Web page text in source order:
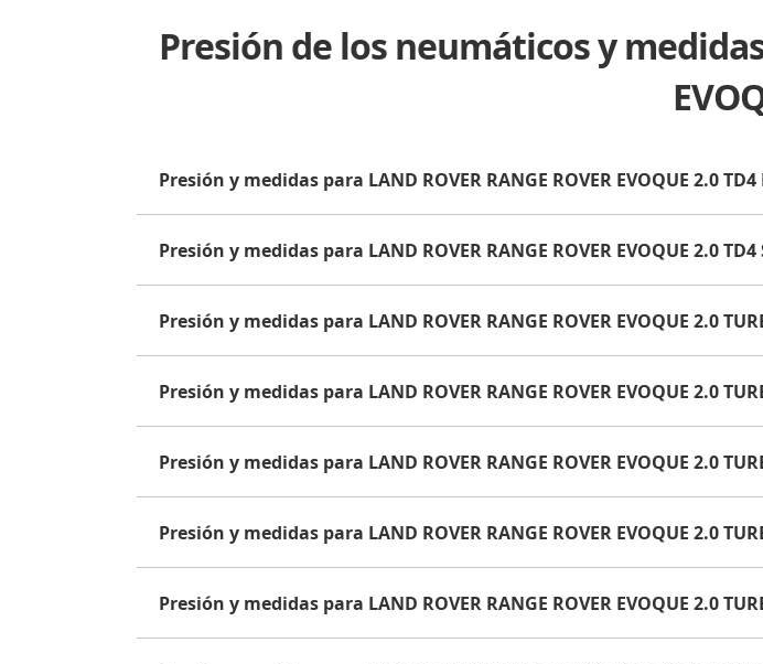
Presión de los neumáticos y medidas
Presión y medidas para LAND ROVER RANGE ROVER EVOQUE 2.0 TD4
Presión y medidas para LAND ROVER RANGE ROVER EVOQUE 2.0 TD4
Presión y medidas para LAND ROVER RANGE ROVER EVOQUE 2.0
Presión y medidas para LAND ROVER RANGE ROVER EVOQUE 2.0
Presión y medidas para LAND ROVER RANGE ROVER EVOQUE 2.0
Presión y medidas para LAND ROVER RANGE ROVER EVOQUE 2.0
Presión y medidas para LAND ROVER RANGE ROVER EVOQUE 2.0